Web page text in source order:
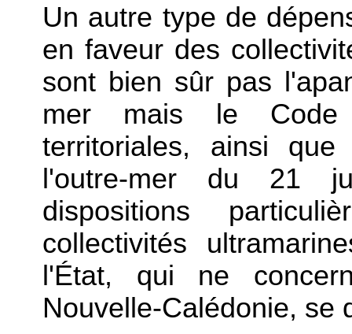
Un autre type de
en faveur des
sont bien sûr pas
mer mais le Code
territoriales, ainsi
l'outre-mer du 21
dispositions
collectivités
l'État, qui ne
Nouvelle-Calédonie, se